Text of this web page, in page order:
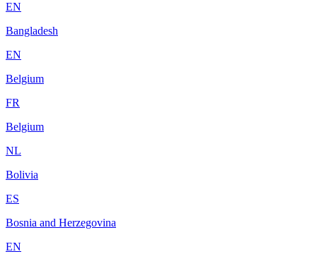
EN
Bangladesh
EN
Belgium
FR
Belgium
NL
Bolivia
ES
Bosnia and Herzegovina
EN